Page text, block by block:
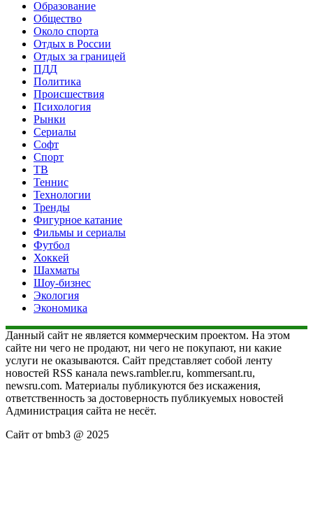
Образование
Общество
Около спорта
Отдых в России
Отдых за границей
ПДД
Политика
Происшествия
Психология
Рынки
Сериалы
Софт
Спорт
ТВ
Теннис
Технологии
Тренды
Фигурное катание
Фильмы и сериалы
Футбол
Хоккей
Шахматы
Шоу-бизнес
Экология
Экономика
Данный сайт не является коммерческим проектом. На этом
сайте ни чего не продают, ни чего не покупают, ни какие
услуги не оказываются. Сайт представляет собой ленту
новостей RSS канала news.rambler.ru, kommersant.ru,
newsru.com. Материалы публикуются без искажения,
ответственность за достоверность публикуемых новостей
Администрация сайта не несёт.
Сайт от bmb3 @ 2025